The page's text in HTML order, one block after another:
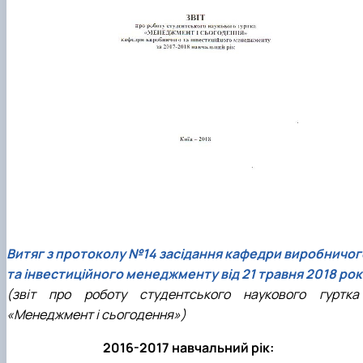
Витяг з протоколу №14 засідання кафедри
та інвестиційного менеджменту від 21 травня 2018
(звіт про роботу студентського наукового гуртка
«Менеджмент і сьогодення»)
2016-2017 навчальний рік: